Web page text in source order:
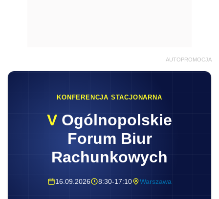
AUTOPROMOCJA
KONFERENCJA STACJONARNA
V Ogólnopolskie
Forum Biur
Rachunkowych
16.09.2026 8:30-17:10 Warszawa